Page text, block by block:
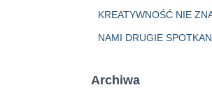
KREATYWNOŚĆ NIE
NAMI DRUGIE
Archiwa